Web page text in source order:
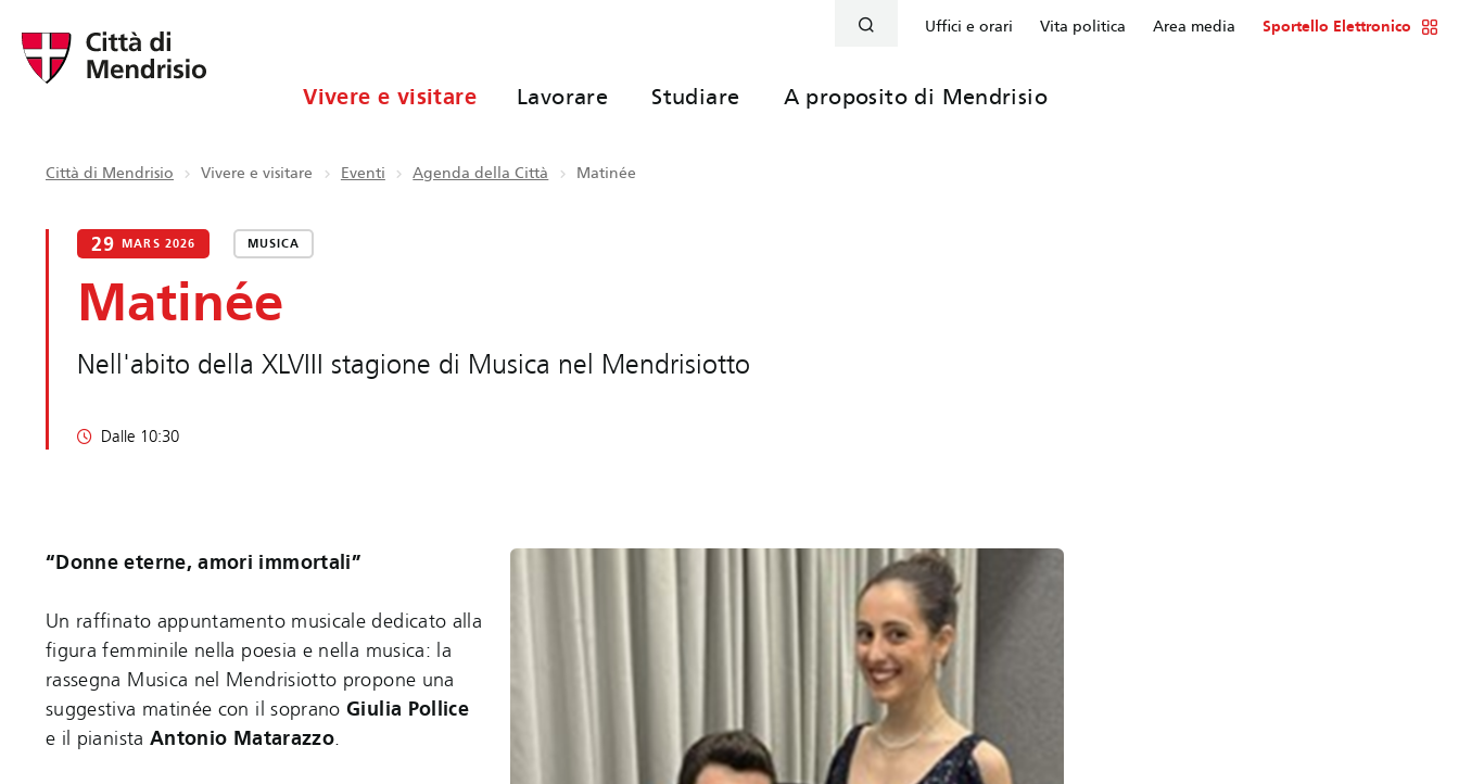
Uffici e orari Vita politica Area media Sportello Elettronico
Vivere e visitare Lavorare Studiare A proposito di Mendrisio
Città di Mendrisio Vivere e visitare Eventi Agenda della Città Matinée
29 MARS 2026 MUSICA
Matinée
Nell'abito della XLVIII stagione di Musica nel Mendrisiotto
Dalle 10:30
“Donne eterne, amori immortali”
Un raffinato appuntamento musicale dedicato alla
figura femminile nella poesia e nella musica: la
rassegna Musica nel Mendrisiotto propone una
suggestiva matinée con il sopranoGiulia Pollice
e il pianista Antonio Matarazzo.